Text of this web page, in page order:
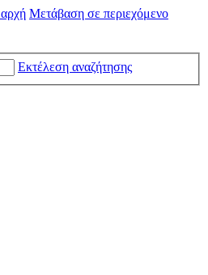
αρχή Μετάβαση σε περιεχόμενο
Εκτέλεση αναζήτησης